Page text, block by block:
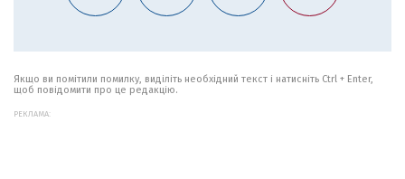
Якщо ви помітили помилку, виділіть необхідний текст і натисніть Ctrl + Enter,
щоб повідомити про це редакцію.
РЕКЛАМА: